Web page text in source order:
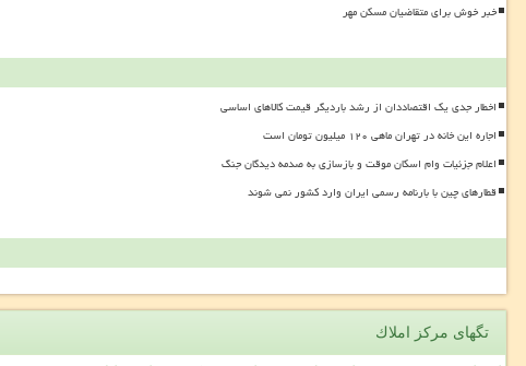
خبر خوش برای متقاضیان مسکن مهر
اخطار جدی یک اقتصاددان از رشد باردیگر قیمت کالاهای اساسی
اجاره این خانه در تهران ماهی ۱۲۰ میلیون تومان است
اعلام جزئیات وام اسکان موقت و بازسازی به صدمه دیدگان جنگ
قطارهای چین با بارنامه رسمی ایران وارد کشور نمی شوند
تگهای مركز املاك